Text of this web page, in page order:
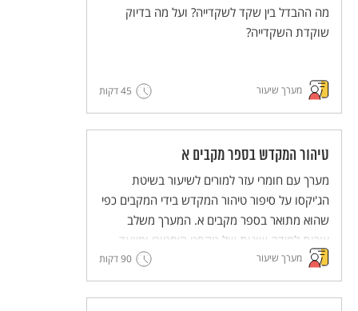
מה ההבדל בין שקד לשקדייה? ועל מה בדיוק
שוקדת השקדייה?
מערך שיעור 45 דקות
טיהור המקדש בספר מקבים א
מערך עם חומרי עזר למורים לשיעור בשיטת
הג'יקסו על סיפור טיהור המקדש בידי המקבים כפי
שהוא מתואר בספר מקבים א. המערך משלב
צורות למידה שונות של טקסט היסטורי ומיועד
לעבודה קבוצתית שבה לכל תלמיד ותלמידה יש
חלק פעיל.
מסדרת מערכי השיעור המדגימים שיטות הוראה
מערך שיעור 90 דקות